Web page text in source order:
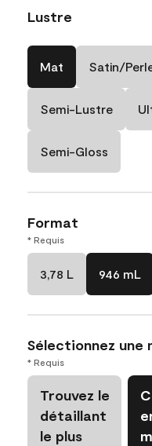
Lustre
Mat Satin/
Semi-Lustre
Semi-Gloss
Format
* Requis
3,78 L 946 mL
Sélectionnez une
* Requis
Trouvez le
détaillant
le plus